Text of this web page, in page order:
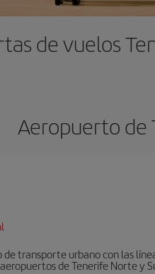
de vuelos
Aeropuerto de
transporte urbano con las
de Tenerife Norte y